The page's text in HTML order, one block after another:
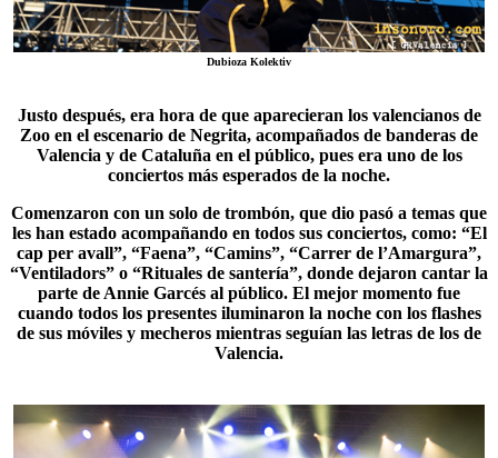
Dubioza Kolektiv
Justo después, era hora de que aparecieran los valencianos de
Zoo en el escenario de Negrita, acompañados de banderas de
Valencia y de Cataluña en el público, pues era uno de los
conciertos más esperados de la noche.
Comenzaron con un solo de trombón, que dio pasó a temas que
les han estado acompañando en todos sus conciertos, como: “El
cap per avall”, “Faena”, “Camins”, “Carrer de l’Amargura”,
“Ventiladors” o “Rituales de santería”, donde dejaron cantar la
parte de Annie Garcés al público. El mejor momento fue
cuando todos los presentes iluminaron la noche con los flashes
de sus móviles y mecheros mientras seguían las letras de los de
Valencia.